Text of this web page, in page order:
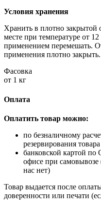
Условия хранения
Хранить в плотно закрытой
месте при температуре от
применением перемешать.
применения плотно закрыть.
Фасовка
от 1 кг
Оплата
Оплатить товар можно:
по безналичному
резервирования
банковской картой
офисе при самовывозе
нас нет)
Товар выдается после
доверенности или печати